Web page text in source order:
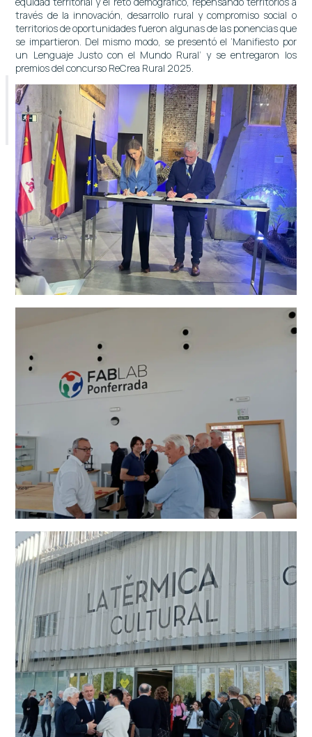
través de la innovación, desarrollo rural y compromiso social o
territorios de oportunidades fueron algunas de las ponencias que
se impartieron. Del mismo modo, se presentó el ‘Manifiesto por
un Lenguaje Justo con el Mundo Rural’ y se entregaron los
premios del concurso ReCrea Rural 2025.